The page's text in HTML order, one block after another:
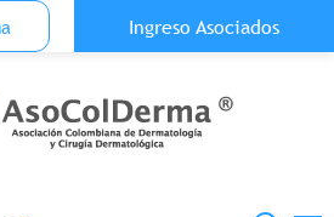
Ingreso Asociados